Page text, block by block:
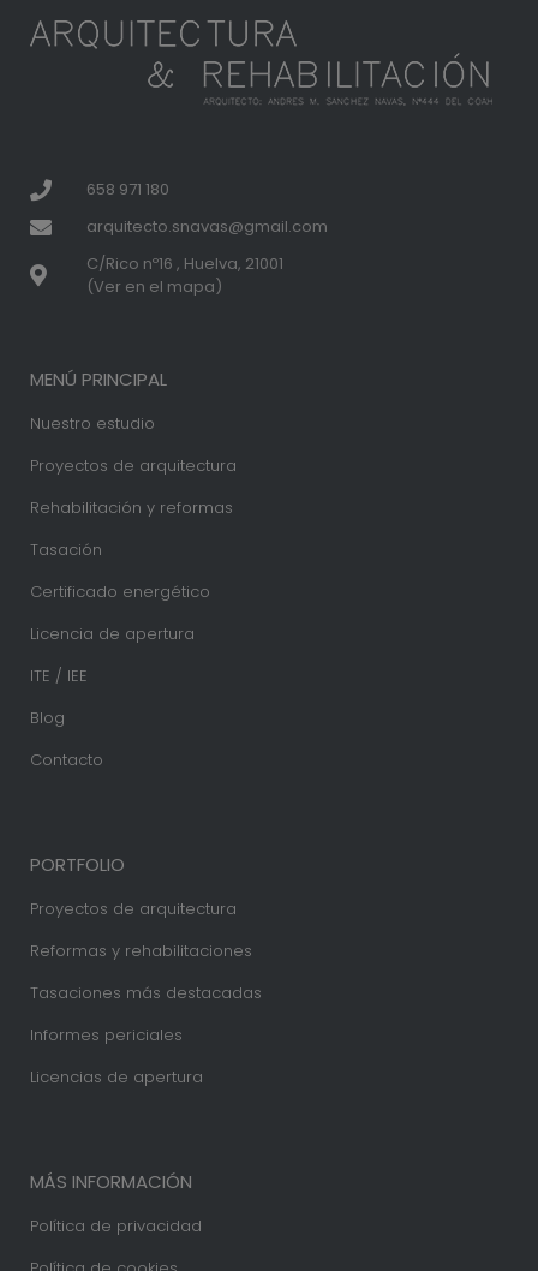
658 971 180
arquitecto.snavas@gmail.com
C/Rico nº16 , Huelva, 21001
(Ver en el mapa)
MENÚ PRINCIPAL
Nuestro estudio
Proyectos de arquitectura
Rehabilitación y reformas
Tasación
Certificado energético
Licencia de apertura
ITE / IEE
Blog
Contacto
PORTFOLIO
Proyectos de arquitectura
Reformas y rehabilitaciones
Tasaciones más destacadas
Informes periciales
Licencias de apertura
MÁS INFORMACIÓN
Política de privacidad